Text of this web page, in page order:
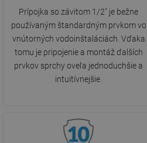
Prípojka so závitom 1/2" je bežne
používaným štandardným prvkom vo
vnútorných vodoinštaláciách. Vďaka
tomu je pripojenie a montáž ďalších
prvkov sprchy oveľa jednoduchšie a
intuitívnejšie.